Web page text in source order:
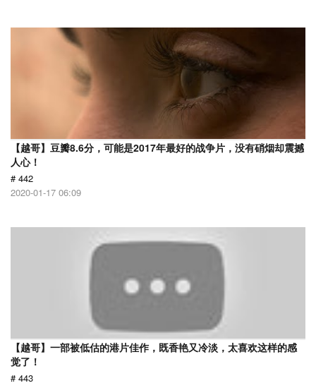
【越哥】豆瓣8.6分，可能是2017年最好的战争片，没有硝烟却震撼
人心！
# 442
2020-01-17 06:09
【越哥】一部被低估的港片佳作，既香艳又冷淡，太喜欢这样的感
觉了！
# 443